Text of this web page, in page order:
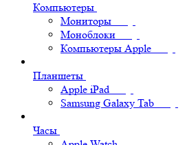
Компьютеры
Мониторы
Моноблоки
Компьютеры Apple
Планшеты
Apple iPad
Samsung Galaxy Tab
Часы